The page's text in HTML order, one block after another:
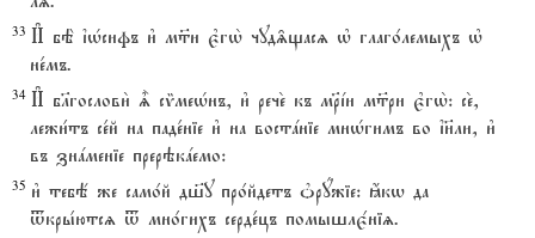
33 И# бЁ їHсифъ и3 м™и є3гw2 чуд‰щасz њ глаго1лемыхъ њ
не1мъ.
34 И# бlгослови2 | сmмеHнъ, и3 рече2 къ мRjи м™ри є3гw2: се2,
лежи1тъ се1й на паде1ніе и3 на востaніе мнHгимъ во ї}ли, и3
въ знaменіе прерэкaемо:
35 и3 тебё же само1й дш7у про1йдетъ nрyжіе: ћкw да
tкры1ютсz t мно1гихъ серде1цъ помышлє1ніz.